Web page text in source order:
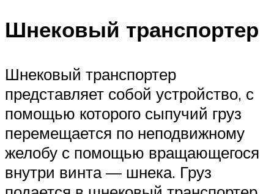
Шнековый транспортер
Шнековый транспортер
представляет собой устройство, с
помощью которого сыпучий груз
перемещается по неподвижному
желобу с помощью вращающегося
внутри винта — шнека. Груз